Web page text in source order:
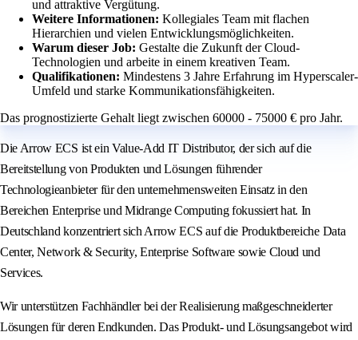
und attraktive Vergütung.
Weitere Informationen: Kollegiales Team mit flachen
Hierarchien und vielen Entwicklungsmöglichkeiten.
Warum dieser Job: Gestalte die Zukunft der Cloud-
Technologien und arbeite in einem kreativen Team.
Qualifikationen: Mindestens 3 Jahre Erfahrung im Hyperscaler-
Umfeld und starke Kommunikationsfähigkeiten.
Das prognostizierte Gehalt liegt zwischen 60000 - 75000 € pro Jahr.
Die Arrow ECS ist ein Value-Add IT Distributor, der sich auf die
Bereitstellung von Produkten und Lösungen führender
Technologieanbieter für den unternehmensweiten Einsatz in den
Bereichen Enterprise und Midrange Computing fokussiert hat. In
Deutschland konzentriert sich Arrow ECS auf die Produktbereiche Data
Center, Network & Security, Enterprise Software sowie Cloud und
Services.
Wir unterstützen Fachhändler bei der Realisierung maßgeschneiderter
Lösungen für deren Endkunden. Das Produkt- und Lösungsangebot wird